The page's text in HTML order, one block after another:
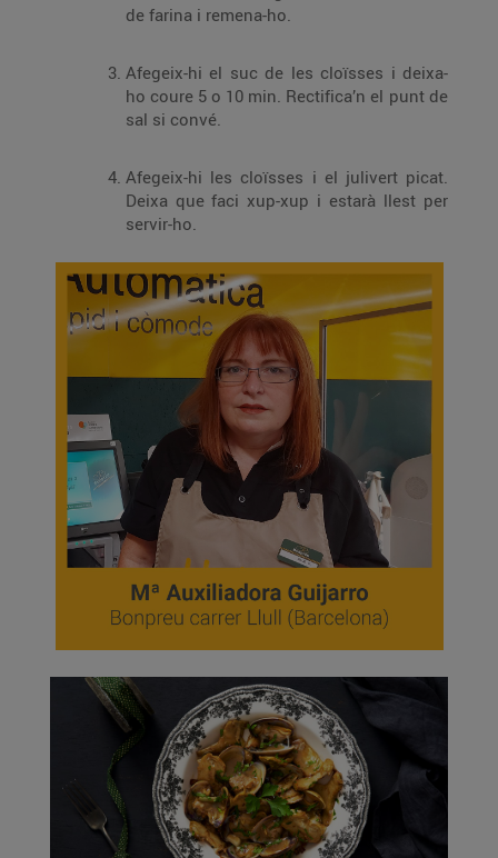
de farina i remena-ho.
Afegeix-hi el suc de les cloïsses i deixa-
ho coure 5 o 10 min. Rectifica’n el punt de
sal si convé.
Afegeix-hi les cloïsses i el julivert picat.
Deixa que faci xup-xup i estarà llest per
servir-ho.